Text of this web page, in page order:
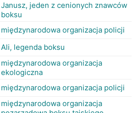
Janusz, jeden z cenionych znawców
boksu
międzynarodowa organizacja policji
Ali, legenda boksu
międzynarodowa organizacja
ekologiczna
międzynarodowa organizacja policji
międzynarodowa organizacja